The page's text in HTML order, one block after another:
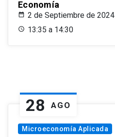
Economía
2 de Septiembre de 2024
13:35 a 14:30
28 AGO
Microeconomía Aplicada